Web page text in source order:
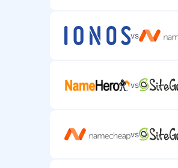
szerverproblémákhoz.
vs
vs
vs